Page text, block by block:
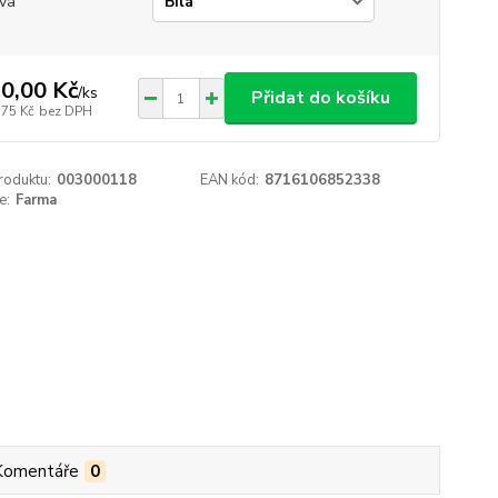
Kč/ks
Kč bez DPH
Přidat do košíku
003000118 EAN kód: 8716106852338
Farma
0